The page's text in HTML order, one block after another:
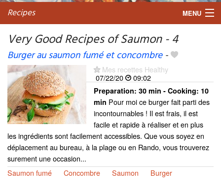
Recipes MENU
My favorite blogs
Very Good Recipes of Saumon - 4
Burger au saumon fumé et concombre-
Mes recettes Healthy
07/22/20
09:02
Preparation: 30 min - Cooking: 10
min Pour moi ce burger fait parti des
incontournables ! Il est frais, il est
facile et rapide à réaliser et en plus
les ingrédients sont facilement accessibles. Que vous soyez en
déplacement au bureau, à la plage ou en Rando, vous trouverez
surement une occasion...
Saumon fumé
Concombre Saumon Burger